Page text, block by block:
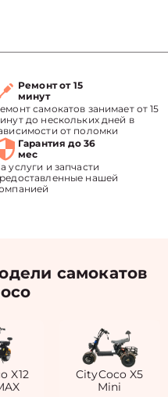
Ремонт от 15
минут
самокатов занимает от 15
до нескольких дней в
от поломки
Гарантия до 36
мес
услуги и запчасти
нашей
самокатов
X12
CityCoco X5
Mini